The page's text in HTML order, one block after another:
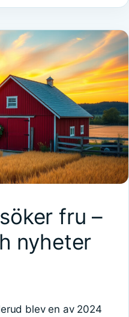
fru –
nyheter
blev en av 2024